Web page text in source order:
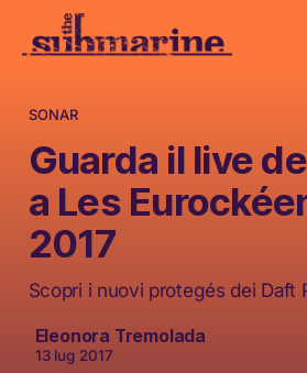
SONAR
Guarda il live
a Les
2017
Scopri i nuovi protegés dei Daft
Eleonora Tremolada
13 lug 2017